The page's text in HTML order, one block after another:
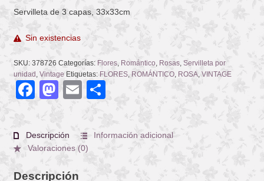
Servilleta de 3 capas, 33x33cm
Sin existencias
SKU: 378726 Categorías: Flores, Romántico, Rosas, Servilleta por
unidad , Vintage Etiquetas: FLORES, ROMÁNTICO, ROSA, VINTAGE
Facebook
Mastodon
Email
Descripción
Información adicional
Valoraciones (0)
Descripción